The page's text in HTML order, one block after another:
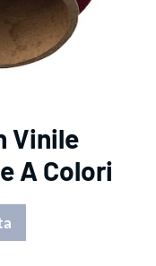
Vinile
A Colori